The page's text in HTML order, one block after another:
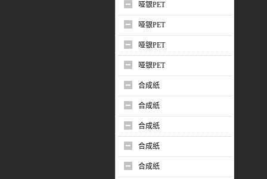
哑银PET
哑银PET
哑银PET
哑银PET
合成纸
合成纸
合成纸
合成纸
合成纸